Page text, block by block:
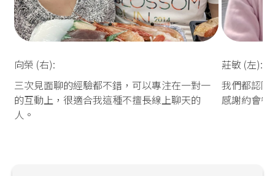
向榮 (右):
三次見面聊的經驗都不錯，可以專注在一對一
的互動上，很適合我這種不擅長線上聊天的
人。
莊敏 (左):
我們都認同
感謝約會餐